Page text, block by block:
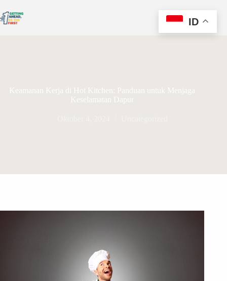
Keamanan Kerja di Hot Kitchen: Panduan untuk Menjaga
Keselamatan Dapur
ID